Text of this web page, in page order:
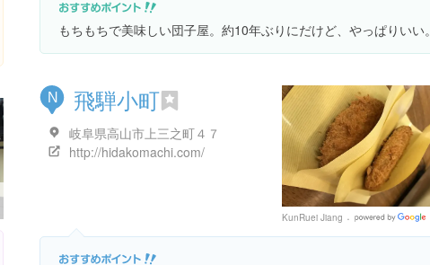
もちもちで美味しい団子屋。約10年ぶりにだけど、やっぱりいい。
N 飛騨小町
岐阜県高山市上三之町４７
http://hidakomachi.com/
KunRuei Jiang
Places